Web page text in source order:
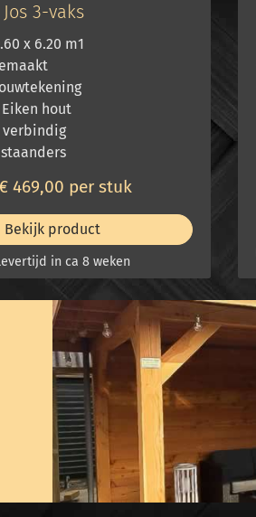
3-vaks
x 6.20 m1
hout
verbindig
469,00 per stuk
Bekijk product
in ca 8 weken